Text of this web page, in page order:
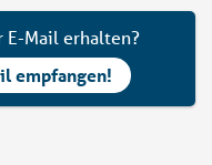
E-Mail erhalten?
empfangen!